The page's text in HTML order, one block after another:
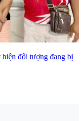
đối tượng đang bị